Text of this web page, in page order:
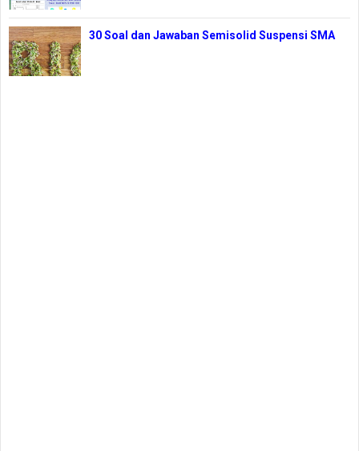
30 Soal dan Jawaban Semisolid Suspensi SMA